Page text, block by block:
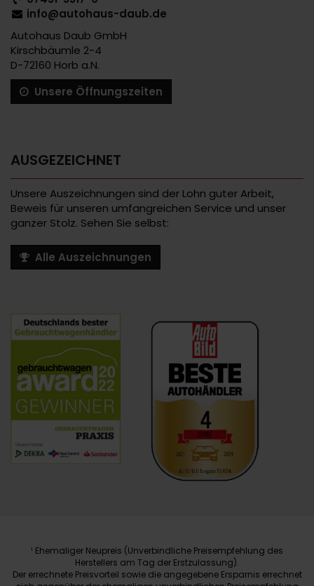
info@autohaus-daub.de
Autohaus Daub GmbH
Kirschbäumle 2-4
D-72160 Horb a.N.
Unsere Öffnungszeiten
AUSGEZEICHNET
Unsere Auszeichnungen sind der Lohn guter Arbeit,
Beweis für unseren umfangreichen Service und unser
ganzer Stolz. Sehen Sie selbst:
Alle Auszeichnungen
1 Ehemaliger Neupreis (Unverbindliche Preisempfehlung des
Herstellers am Tag der Erstzulassung).
Der errechnete Preisvorteil sowie die angegebene Ersparnis errechnet